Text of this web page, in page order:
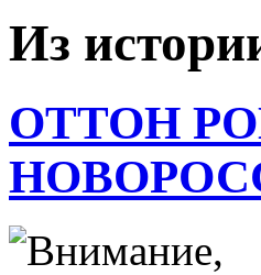
Из
ОТТОН